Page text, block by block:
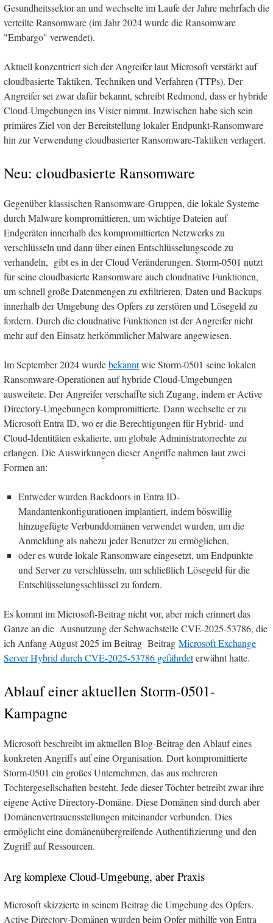
Gesundheitssektor an und wechselte im Laufe der Jahre mehrfach die
verteilte Ransomware (im Jahr 2024 wurde die Ransomware
"Embargo" verwendet).
Aktuell konzentriert sich der Angreifer laut Microsoft verstärkt auf
cloudbasierte Taktiken, Techniken und Verfahren (TTPs). Der
Angreifer sei zwar dafür bekannt, schreibt Redmond, dass er hybride
Cloud-Umgebungen ins Visier nimmt. Inzwischen habe sich sein
primäres Ziel von der Bereitstellung lokaler Endpunkt-Ransomware
hin zur Verwendung cloudbasierter Ransomware-Taktiken verlagert.
Neu: cloudbasierte Ransomware
Gegenüber klassischen Ransomware-Gruppen, die lokale Systeme
durch Malware kompromittieren, um wichtige Dateien auf
Endgeräten innerhalb des kompromittierten Netzwerks zu
verschlüsseln und dann über einen Entschlüsselungscode zu
verhandeln, gibt es in der Cloud Veränderungen. Storm-0501 nutzt
für seine cloudbasierte Ransomware auch cloudnative Funktionen,
um schnell große Datenmengen zu exfiltrieren, Daten und Backups
innerhalb der Umgebung des Opfers zu zerstören und Lösegeld zu
fordern. Durch die cloudnative Funktionen ist der Angreifer nicht
mehr auf den Einsatz herkömmlicher Malware angewiesen.
Im September 2024 wurdebekanntwie Storm-0501 seine lokalen
Ransomware-Operationen auf hybride Cloud-Umgebungen
ausweitete. Der Angreifer verschaffte sich Zugang, indem er Active
Directory-Umgebungen kompromittierte. Dann wechselte er zu
Microsoft Entra ID, wo er die Berechtigungen für Hybrid- und
Cloud-Identitäten eskalierte, um globale Administratorrechte zu
erlangen. Die Auswirkungen dieser Angriffe nahmen laut zwei
Formen an:
Entweder wurden Backdoors in Entra ID-
Mandantenkonfigurationen implantiert, indem böswillig
hinzugefügte Verbunddomänen verwendet wurden, um die
Anmeldung als nahezu jeder Benutzer zu ermöglichen,
oder es wurde lokale Ransomware eingesetzt, um Endpunkte
und Server zu verschlüsseln, um schließlich Lösegeld für die
Entschlüsselungsschlüssel zu fordern.
Es kommt im Microsoft-Beitrag nicht vor, aber mich erinnert das
Ganze an die Ausnutzung der Schwachstelle CVE-2025-53786, die
ich Anfang August 2025 im Beitrag Beitrag Microsoft Exchange
Server Hybrid durch CVE-2025-53786 gefährdeterwähnt hatte.
Ablauf einer aktuellen Storm-0501-
Kampagne
Microsoft beschreibt im aktuellen Blog-Beitrag den Ablauf eines
konkreten Angriffs auf eine Organisation. Dort kompromittierte
Storm-0501 ein großes Unternehmen, das aus mehreren
Tochtergesellschaften besteht. Jede dieser Töchter betreibt zwar ihre
eigene Active Directory-Domäne. Diese Domänen sind durch aber
Domänenvertrauensstellungen miteinander verbunden. Dies
ermöglicht eine domänenübergreifende Authentifizierung und den
Zugriff auf Ressourcen.
Arg komplexe Cloud-Umgebung, aber Praxis
Microsoft skizzierte in seinem Beitrag die Umgebung des Opfers.
Active Directory-Domänen wurden beim Opfer mithilfe von Entra